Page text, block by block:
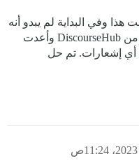
هذا وفي البداية لم يبدو أنه
يعمل. ثم قمت بالمسح لحذف منتداي من DiscourseHub وأعدت
أي إشعارات. تم حل